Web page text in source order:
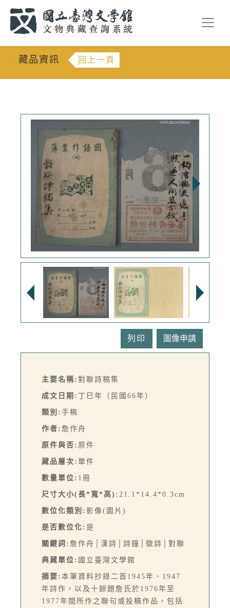
::: 藏品資訊 回上一頁
列印
主要名稱: 對聯詩稿集
成文日期: 丁巳年（民國66年）
類別: 手稿
作者: 詹作舟
原件與否: 原件
藏品層次: 單件
數量單位: 1冊
尺寸大小(長*寬*高): 21.1*14.4*0.3cm
數位化類別: 影像(圖片)
是否數位化: 是
關鍵詞: 詹作舟│漢詩│詩鐘│徵詩│對聯
典藏單位: 國立臺灣文學館
摘要: 本筆資料抄錄二首1945年、1947
年詩作，以及十餘題詹氏於1976年至
1977年間所作之聯句或投稿作品，包括